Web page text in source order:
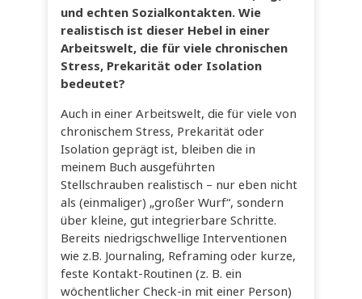
und echten Sozialkontakten. Wie
realistisch ist dieser Hebel in einer
Arbeitswelt, die für viele chronischen
Stress, Prekarität oder Isolation
bedeutet?
Auch in einer Arbeitswelt, die für viele von
chronischem Stress, Prekarität oder
Isolation geprägt ist, bleiben die in
meinem Buch ausgeführten
Stellschrauben realistisch – nur eben nicht
als (einmaliger) „großer Wurf“, sondern
über kleine, gut integrierbare Schritte.
Bereits niedrigschwellige Interventionen
wie z.B. Journaling, Reframing oder kurze,
feste Kontakt-Routinen (z. B. ein
wöchentlicher Check-in mit einer Person)